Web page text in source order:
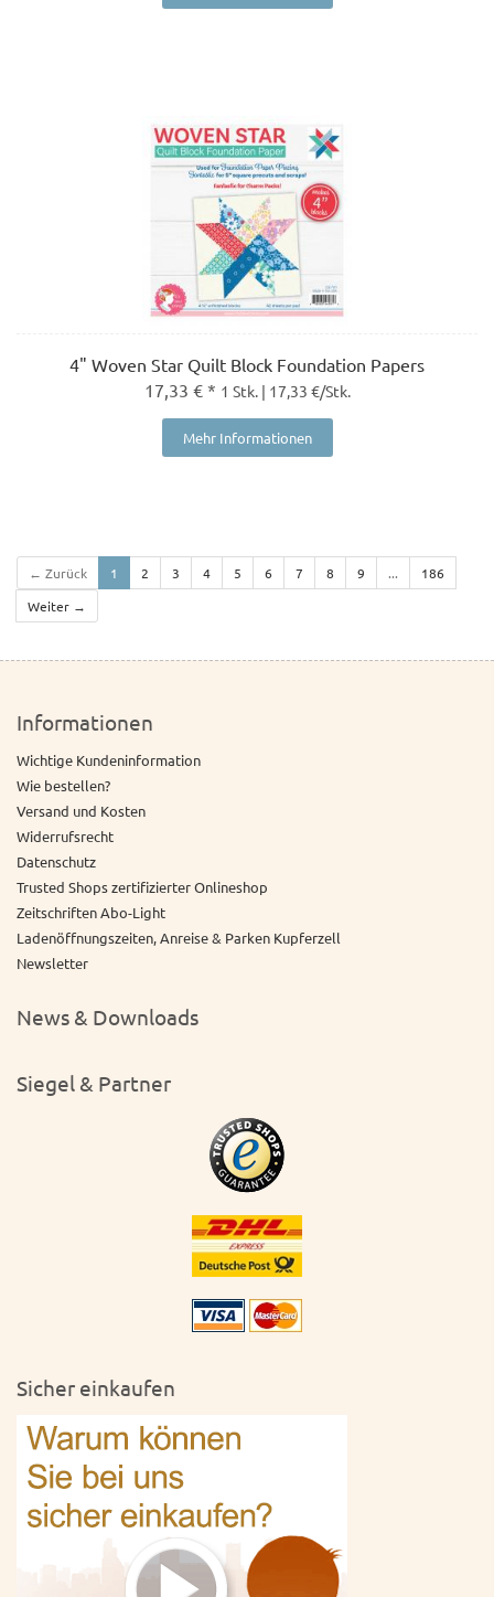
4" Woven Star Quilt Block Foundation Papers
17,33 € * 1 Stk. | 17,33 €/Stk.
Mehr Informationen
← Zurück 1 2 3 4 5 6 7 8 9 ...
186
Weiter →
Informationen
Wichtige Kundeninformation
Wie bestellen?
Versand und Kosten
Widerrufsrecht
Datenschutz
Trusted Shops zertifizierter Onlineshop
Zeitschriften Abo-Light
Ladenöffnungszeiten, Anreise & Parken Kupferzell
Newsletter
News & Downloads
Siegel & Partner
Sicher einkaufen